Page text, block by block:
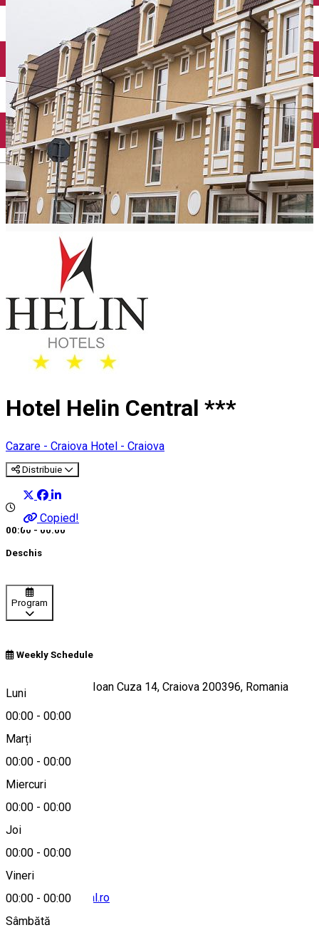
English
Închirieri auto
Închirieri biciclete
Taxi
Încărcare vehicule electrice
Hotel Helin Central ***
Cazare - Craiova Hotel - Craiova
Distribuie
Copied!
00:00 - 00:00
Deschis
Program
Weekly Schedule
Luni
00:00 - 00:00
Marți
00:00 - 00:00
Miercuri
00:00 - 00:00
Joi
00:00 - 00:00
Vineri
00:00 - 00:00
Sâmbătă
Strada Alexandru Ioan Cuza 14, Craiova 200396, Romania
Hartă
hotel@helincentral.ro